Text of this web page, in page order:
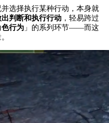
选择执行某种行动，本身就
判断和执行行动 ，轻易跨过
行为 」的系列环节——而这